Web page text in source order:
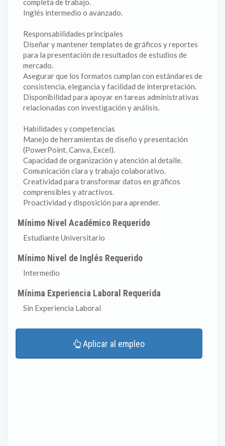
completa de trabajo.
Inglés intermedio o avanzado.
Responsabilidades principales
Diseñar y mantener templates de gráficos y reportes
para la presentación de resultados de estudios de
mercado.
Asegurar que los formatos cumplan con estándares de
consistencia, elegancia y facilidad de interpretación.
Disponibilidad para apoyar en tareas administrativas
relacionadas con investigación y análisis.
Habilidades y competencias
Manejo de herramientas de diseño y presentación
(PowerPoint, Canva, Excel).
Capacidad de organización y atención al detalle.
Comunicación clara y trabajo colaborativo.
Creatividad para transformar datos en gráficos
comprensibles y atractivos.
Proactividad y disposición para aprender.
Mínimo Nivel Académico Requerido
Estudiante Universitario
Mínimo Nivel de Inglés Requerido
Intermedio
Mínima Experiencia Laboral Requerida
Sin Experiencia Laboral
Aplicar al empleo